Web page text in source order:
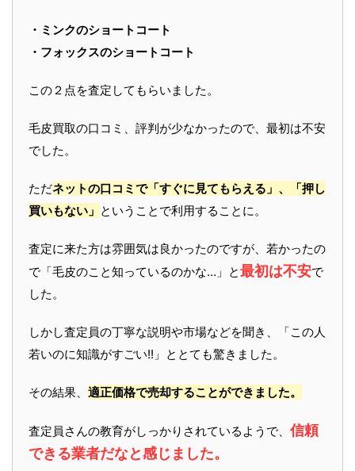
・ミンクのショートコート
・フォックスのショートコート
この２点を査定してもらいました。
毛皮買取の口コミ、評判が少なかったので、最初は不安
でした。
ただネットの口コミで「すぐに見てもらえる」、「押し
買いもない」 ということで利用することに。
査定に来た方は雰囲気は良かったのですが、若かったの
で「毛皮のこと知っているのかな…」と最初は不安で
した。
しかし査定員の丁寧な説明や市場などを聞き、「この人
若いのに知識がすごい!!」ととても驚きました。
その結果、 適正価格で売却することができました。
査定員さんの教育がしっかりされているようで、 信頼
できる業者だなと感じました。